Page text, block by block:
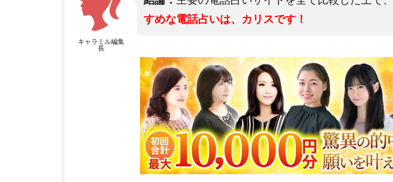
キャラミル編集
長
すめな電話占いは、カリスです！